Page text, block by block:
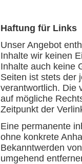
Haftung für Links
Unser Angebot
Inhalte wir keinen
Inhalte auch keine
Seiten ist stets der
verantwortlich. Die
auf mögliche
Zeitpunkt der
Eine permanente
ohne konkrete
Bekanntwerden
umgehend